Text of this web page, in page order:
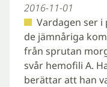
2016-11-01
Vardagen ser
de jämnåriga
från sprutan
svår hemofili A.
berättar att han